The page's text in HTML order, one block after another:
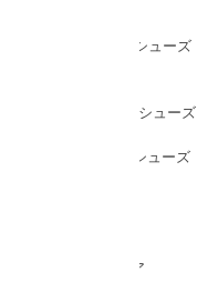
/ ドレスシューズ
/ バレエシューズ
SHOES
/ その他シューズ
/ 帽子・ヘッドウェア